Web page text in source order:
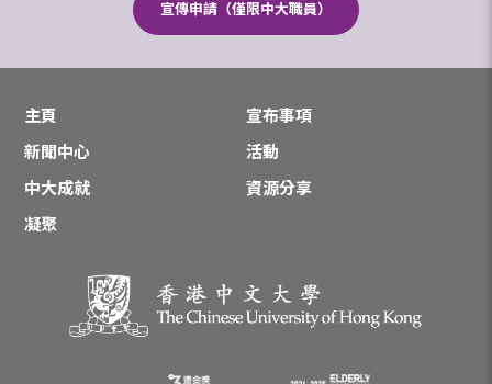
宣傳申請（僅限中大職員）
主頁
宣布事項
新聞中心
活動
中大成就
資源分享
凝聚